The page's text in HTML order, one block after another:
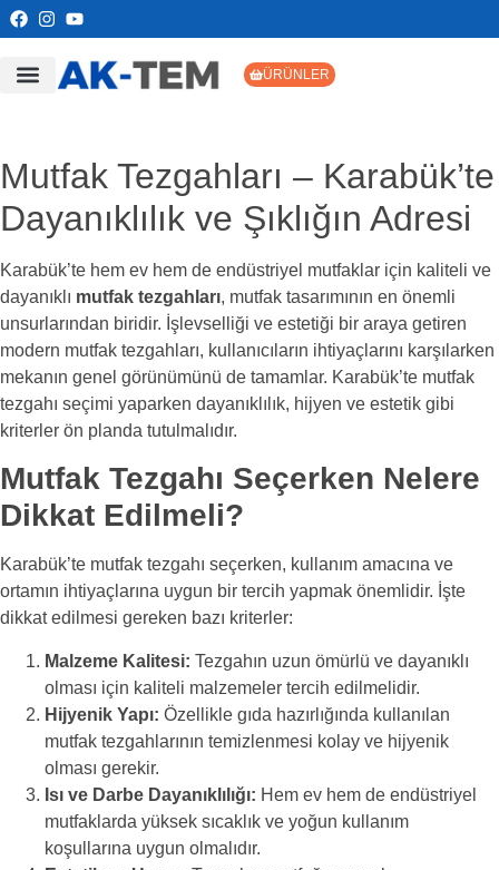
ÜRÜNLER
Mutfak Tezgahları – Karabük’te
Dayanıklılık ve Şıklığın Adresi
Karabük’te hem ev hem de endüstriyel mutfaklar için kaliteli ve
dayanıklı mutfak tezgahları, mutfak tasarımının en önemli
unsurlarından biridir. İşlevselliği ve estetiği bir araya getiren
modern mutfak tezgahları, kullanıcıların ihtiyaçlarını karşılarken
mekanın genel görünümünü de tamamlar. Karabük’te mutfak
tezgahı seçimi yaparken dayanıklılık, hijyen ve estetik gibi
kriterler ön planda tutulmalıdır.
Mutfak Tezgahı Seçerken Nelere
Dikkat Edilmeli?
Karabük’te mutfak tezgahı seçerken, kullanım amacına ve
ortamın ihtiyaçlarına uygun bir tercih yapmak önemlidir. İşte
dikkat edilmesi gereken bazı kriterler:
Malzeme Kalitesi: Tezgahın uzun ömürlü ve dayanıklı
olması için kaliteli malzemeler tercih edilmelidir.
Hijyenik Yapı: Özellikle gıda hazırlığında kullanılan
mutfak tezgahlarının temizlenmesi kolay ve hijyenik
olması gerekir.
Isı ve Darbe Dayanıklılığı: Hem ev hem de endüstriyel
mutfaklarda yüksek sıcaklık ve yoğun kullanım
koşullarına uygun olmalıdır.